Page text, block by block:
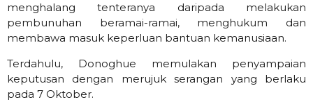
menghalang tenteranya daripada melakukan
pembunuhan beramai-ramai, menghukum dan
membawa masuk keperluan bantuan kemanusiaan.
Terdahulu, Donoghue memulakan penyampaian
keputusan dengan merujuk serangan yang berlaku
pada 7 Oktober.